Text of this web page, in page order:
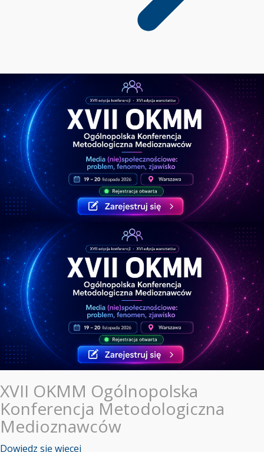
XVII OKMM Ogólnopolska
Konferencja Metodologiczna
Medioznawców
Dowiedz się więcej